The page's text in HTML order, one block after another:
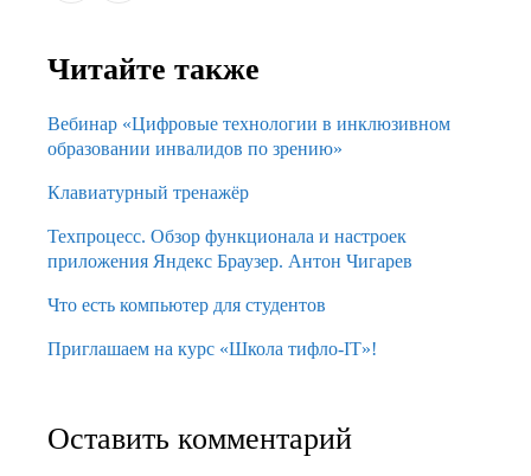
Читайте также
Вебинар «Цифровые технологии в инклюзивном
образовании инвалидов по зрению»
Клавиатурный тренажёр
Техпроцесс. Обзор функционала и настроек
приложения Яндекс Браузер. Антон Чигарев
Что есть компьютер для студентов
Приглашаем на курс «Школа тифло-IT»!
Оставить комментарий